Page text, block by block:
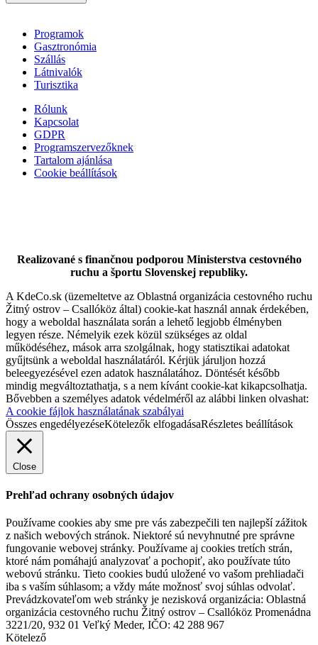
Apartman Lenka
Programok
Gasztronómia
Szállás
Látnivalók
Turisztika
Rólunk
Kapcsolat
GDPR
Programszervezőknek
Tartalom ajánlása
Cookie beállítások
Realizované s finančnou podporou Ministerstva cestovného
ruchu a športu Slovenskej republiky.
A KdeCo.sk (üzemeltetve az Oblastná organizácia cestovného ruchu
Žitný ostrov – Csallóköz által) cookie-kat használ annak érdekében,
hogy a weboldal használata során a lehető legjobb élményben
legyen része. Némelyik ezek közül szükséges az oldal
működéséhez, mások arra szolgálnak, hogy statisztikai adatokat
gyűjtsünk a weboldal használatáról. Kérjük járuljon hozzá
beleegyezésével ezen adatok használatához. Döntését később
mindig megváltoztathatja, s a nem kívánt cookie-kat kikapcsolhatja.
Bővebben a személyes adatok védelméről az alábbi linken olvashat:
A cookie fájlok használatának szabályai
Összes engedélyezéseKötelezők elfogadásaRészletes beállítások
Close
Prehľad ochrany osobných údajov
Používame cookies aby sme pre vás zabezpečili ten najlepší zážitok
z našich webových stránok. Niektoré sú nevyhnutné pre správne
fungovanie webovej stránky. Používame aj cookies tretích strán,
ktoré nám pomáhajú analyzovať a pochopiť, ako používate túto
webovú stránku. Tieto cookies budú uložené vo vašom prehliadači
iba s vaším súhlasom; a vždy máte možnosť svoj súhlas odvolať.
Prevádzkovateľom web stránky je nezisková organizácia: Oblastná
organizácia cestovného ruchu Žitný ostrov – Csallóköz Promenádna
3221/20, 932 01 Veľký Meder, IČO: 42 288 967
Kötelező